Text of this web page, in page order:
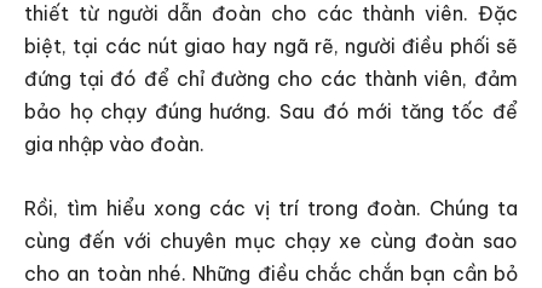
thiết từ người dẫn đoàn cho các thành viên. Đặc
biệt, tại các nút giao hay ngã rẽ, người điều phối sẽ
đứng tại đó để chỉ đường cho các thành viên, đảm
bảo họ chạy đúng hướng. Sau đó mới tăng tốc để
gia nhập vào đoàn.
Rồi, tìm hiểu xong các vị trí trong đoàn. Chúng ta
cùng đến với chuyên mục chạy xe cùng đoàn sao
cho an toàn nhé. Những điều chắc chắn bạn cần bỏ